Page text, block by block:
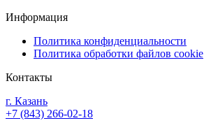
Информация
Политика конфиденциальности
Политика обработки файлов cookie
Контакты
г. Казань
+7 (843) 266-02-18